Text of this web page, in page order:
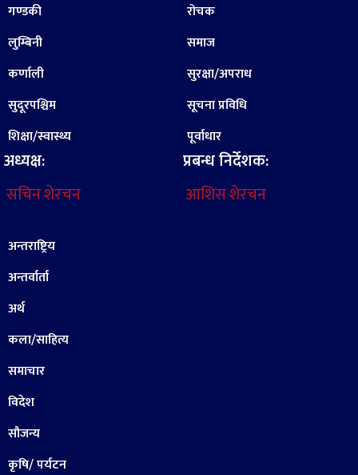
गण्डकी
लुम्बिनी
कर्णाली
सुदूरपश्चिम
शिक्षा/स्वास्थ्य
अध्यक्ष:
सचिन शेरचन
रोचक
समाज
सुरक्षा/अपराध
सूचना प्रविधि
पूर्वाधार
प्रबन्ध निर्देशक:
आशिस शेरचन
अन्तराष्ट्रिय
अन्तर्वार्ता
अर्थ
कला/साहित्य
समाचार
विदेश
सौजन्य
कृषि/ पर्यटन